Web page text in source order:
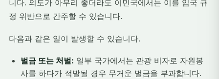
니다. 의도가 아무리 좋더라도 이민국에서는 이를 입국 규
정 위반으로 간주할 수 있습니다.
다음과 같은 일이 발생할 수 있습니다.
벌금 또는 처벌: 일부 국가에서는 관광 비자로 자원봉
사를 하다가 적발될 경우 무거운 벌금을 부과합니다.